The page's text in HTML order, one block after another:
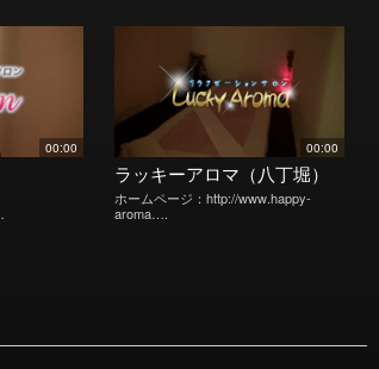
00:00 00:00
ラッキーアロマ（八丁堀）
ホームページ：http://www.happy-
aroma….